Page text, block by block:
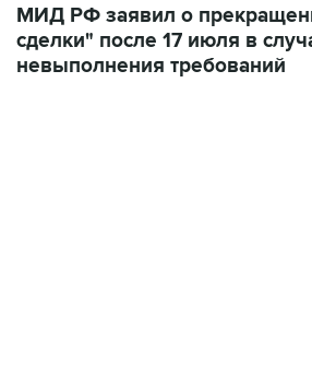
МИД РФ заявил о
сделки" после 17 июля в
невыполнения требований